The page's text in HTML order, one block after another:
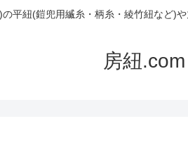
平紐(鎧兜用縅糸・柄糸・綾竹紐など)
房紐.com